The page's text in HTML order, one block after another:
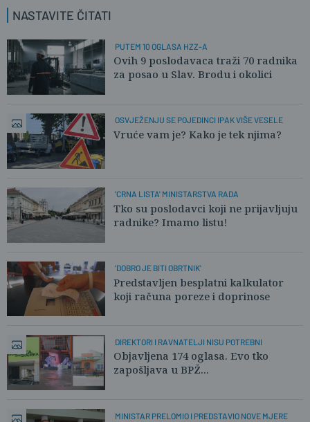
NASTAVITE ČITATI
PUTEM 10 OGLASA HZZ-A
Ovih 9 poslodavaca traži 70 radnika
za posao u Slav. Brodu i okolici
OSVJEŽENJU SE POJEDINCI IPAK VIŠE VESELE
Vruće vam je? Kako je tek njima?
'CRNA LISTA' MINISTARSTVA RADA
Tko su poslodavci koji ne prijavljuju
radnike? Imamo listu!
'DOBRO JE BITI OBRTNIK'
Predstavljen besplatni kalkulator
koji računa poreze i doprinose
DIREKTORI I RAVNATELJI NISU POTREBNI
Objavljena 174 oglasa. Evo tko
zapošljava u BPŽ...
MINISTAR PRELOMIO I PREDSTAVIO NOVE MJERE